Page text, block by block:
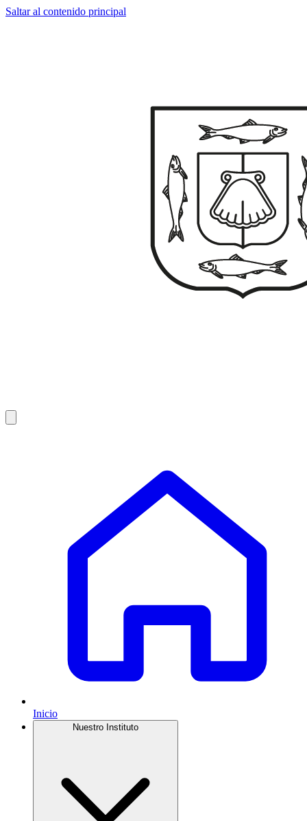
Saltar al contenido principal
Inicio
Nuestro Instituto